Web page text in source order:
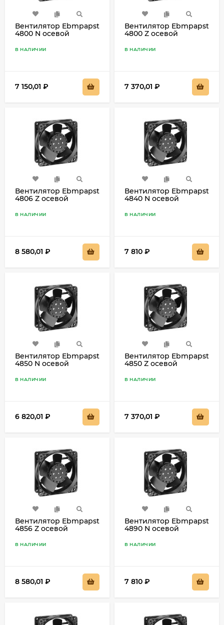
Вентилятор Ebmpapst
4800 N осевой
В НАЛИЧИИ
7 150,01
Вентилятор Ebmpapst
4800 Z осевой
В НАЛИЧИИ
7 370,01
Вентилятор Ebmpapst
4806 Z осевой
В НАЛИЧИИ
8 580,01
Вентилятор Ebmpapst
4840 N осевой
В НАЛИЧИИ
7 810
Вентилятор Ebmpapst
4850 N осевой
В НАЛИЧИИ
6 820,01
Вентилятор Ebmpapst
4850 Z осевой
В НАЛИЧИИ
7 370,01
Вентилятор Ebmpapst
4856 Z осевой
В НАЛИЧИИ
8 580,01
Вентилятор Ebmpapst
4890 N осевой
В НАЛИЧИИ
7 810